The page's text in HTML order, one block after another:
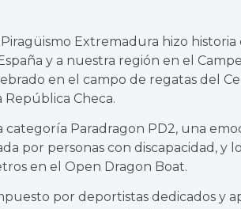
Extremadura hizo historia
y a nuestra región en el
en el campo de regatas del
República Checa.
categoría Paradragon PD2, una
por personas con discapacidad, y
en el Open Dragon Boat.
por deportistas dedicados y